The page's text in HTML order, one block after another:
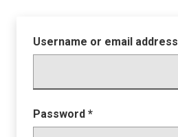
Username or email address
Password *